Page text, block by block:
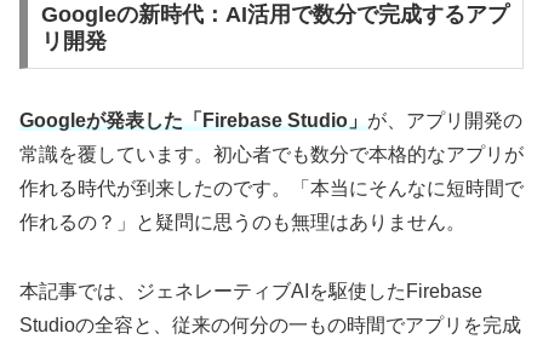
Googleの新時代：AI活用で数分で完成するアプ
リ開発
Googleが発表した「Firebase Studio」 が、アプリ開発の
常識を覆しています。初心者でも数分で本格的なアプリが
作れる時代が到来したのです。「本当にそんなに短時間で
作れるの？」と疑問に思うのも無理はありません。
本記事では、ジェネレーティブAIを駆使したFirebase
Studioの全容と、従来の何分の一もの時間でアプリを完成